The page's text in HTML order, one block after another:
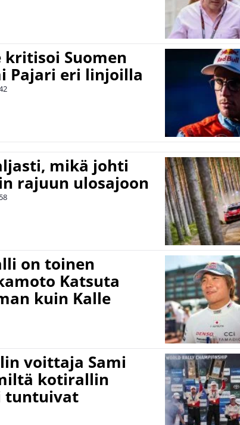
Suomen
Pajari eri linjoilla
mikä johti
rajuun ulosajoon
on toinen
Katsuta
kuin Kalle
voittaja Sami
kotirallin
tuntuivat